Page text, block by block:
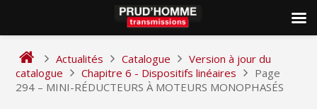
content
Actualités Catalogue
Version à jour du
catalogue
Chapitre 6 - Dispositifs linéaires
Page
294 – MINI-RÉDUCTEURS À MOTEURS MONOPHASÉS